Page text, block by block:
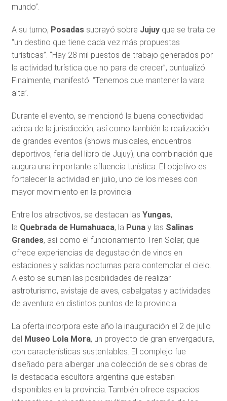
mundo”.
A su turno, Posadassubrayó sobre Jujuyque se trata de
“un destino que tiene cada vez más propuestas
turísticas”. “Hay 28 mil puestos de trabajo generados por
la actividad turística que no para de crecer”, puntualizó.
Finalmente, manifestó: “Tenemos que mantener la vara
alta”.
Durante el evento, se mencionó la buena conectividad
aérea de la jurisdicción, así como también la realización
de grandes eventos (shows musicales, encuentros
deportivos, feria del libro de Jujuy), una combinación que
augura una importante afluencia turística. El objetivo es
fortalecer la actividad en julio, uno de los meses con
mayor movimiento en la provincia.
Entre los atractivos, se destacan las Yungas,
la Quebrada de Humahuaca, la Punay las Salinas
Grandes, así como el funcionamiento Tren Solar, que
ofrece experiencias de degustación de vinos en
estaciones y salidas nocturnas para contemplar el cielo.
A esto se suman las posibilidades de realizar
astroturismo, avistaje de aves, cabalgatas y actividades
de aventura en distintos puntos de la provincia.
La oferta incorpora este año la inauguración el 2 de julio
del Museo Lola Mora, un proyecto de gran envergadura,
con características sustentables. El complejo fue
diseñado para albergar una colección de seis obras de
la destacada escultora argentina que estaban
disponibles en la provincia. También ofrece espacios